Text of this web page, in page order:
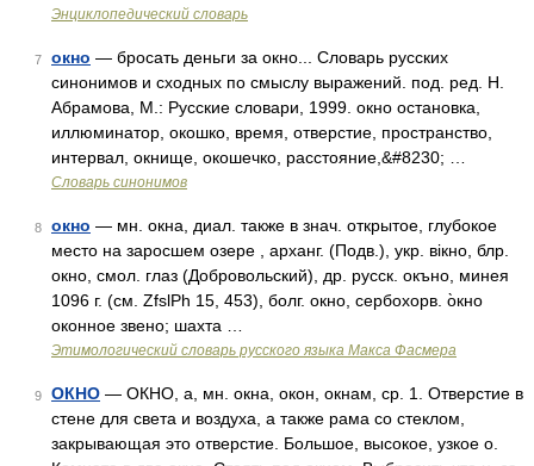
Энциклопедический словарь
7 окно — бросать деньги за окно... Словарь русских
синонимов и сходных по смыслу выражений. под. ред. Н.
Абрамова, М.: Русские словари, 1999. окно остановка,
иллюминатор, окошко, время, отверстие, пространство,
интервал, окнище, окошечко, расстояние,&#8230; …
Словарь синонимов
8 окно — мн. окна, диал. также в знач. открытое, глубокое
место на заросшем озере , арханг. (Подв.), укр. вiкно, блр.
окно, смол. глаз (Добровольский), др. русск. окъно, минея
1096 г. (см. ZfslPh 15, 453), болг. окно, сербохорв. о̀кно
оконное звено; шахта …
Этимологический словарь русского языка Макса Фасмера
9 ОКНО — ОКНО, а, мн. окна, окон, окнам, ср. 1. Отверстие в
стене для света и воздуха, а также рама со стеклом,
закрывающая это отверстие. Большое, высокое, узкое о.